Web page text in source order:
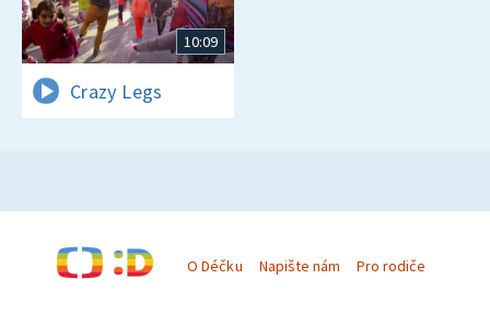
10:09
Crazy Legs
O Déčku Napište nám Pro rodiče